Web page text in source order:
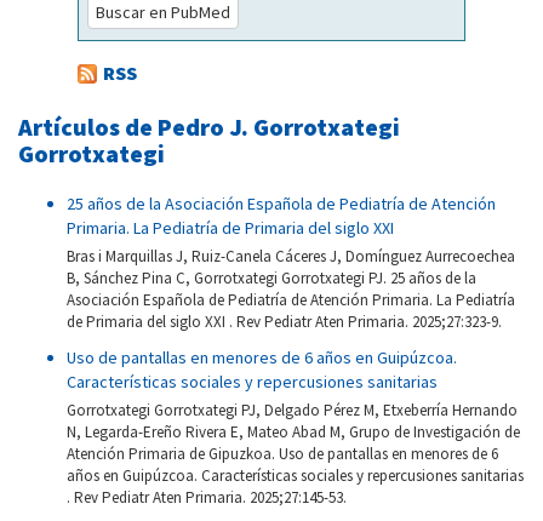
Buscar en PubMed
RSS
Artículos de Pedro J. Gorrotxategi
Gorrotxategi
25 años de la Asociación Española de Pediatría de Atención
Primaria. La Pediatría de Primaria del siglo XXI
Bras i Marquillas J, Ruiz-Canela Cáceres J, Domínguez Aurrecoechea
B, Sánchez Pina C, Gorrotxategi Gorrotxategi PJ. 25 años de la
Asociación Española de Pediatría de Atención Primaria. La Pediatría
de Primaria del siglo XXI . Rev Pediatr Aten Primaria. 2025;27:323-9.
Uso de pantallas en menores de 6 años en Guipúzcoa.
Características sociales y repercusiones sanitarias
Gorrotxategi Gorrotxategi PJ, Delgado Pérez M, Etxeberría Hernando
N, Legarda-Ereño Rivera E, Mateo Abad M, Grupo de Investigación de
Atención Primaria de Gipuzkoa. Uso de pantallas en menores de 6
años en Guipúzcoa. Características sociales y repercusiones sanitarias
. Rev Pediatr Aten Primaria. 2025;27:145-53.